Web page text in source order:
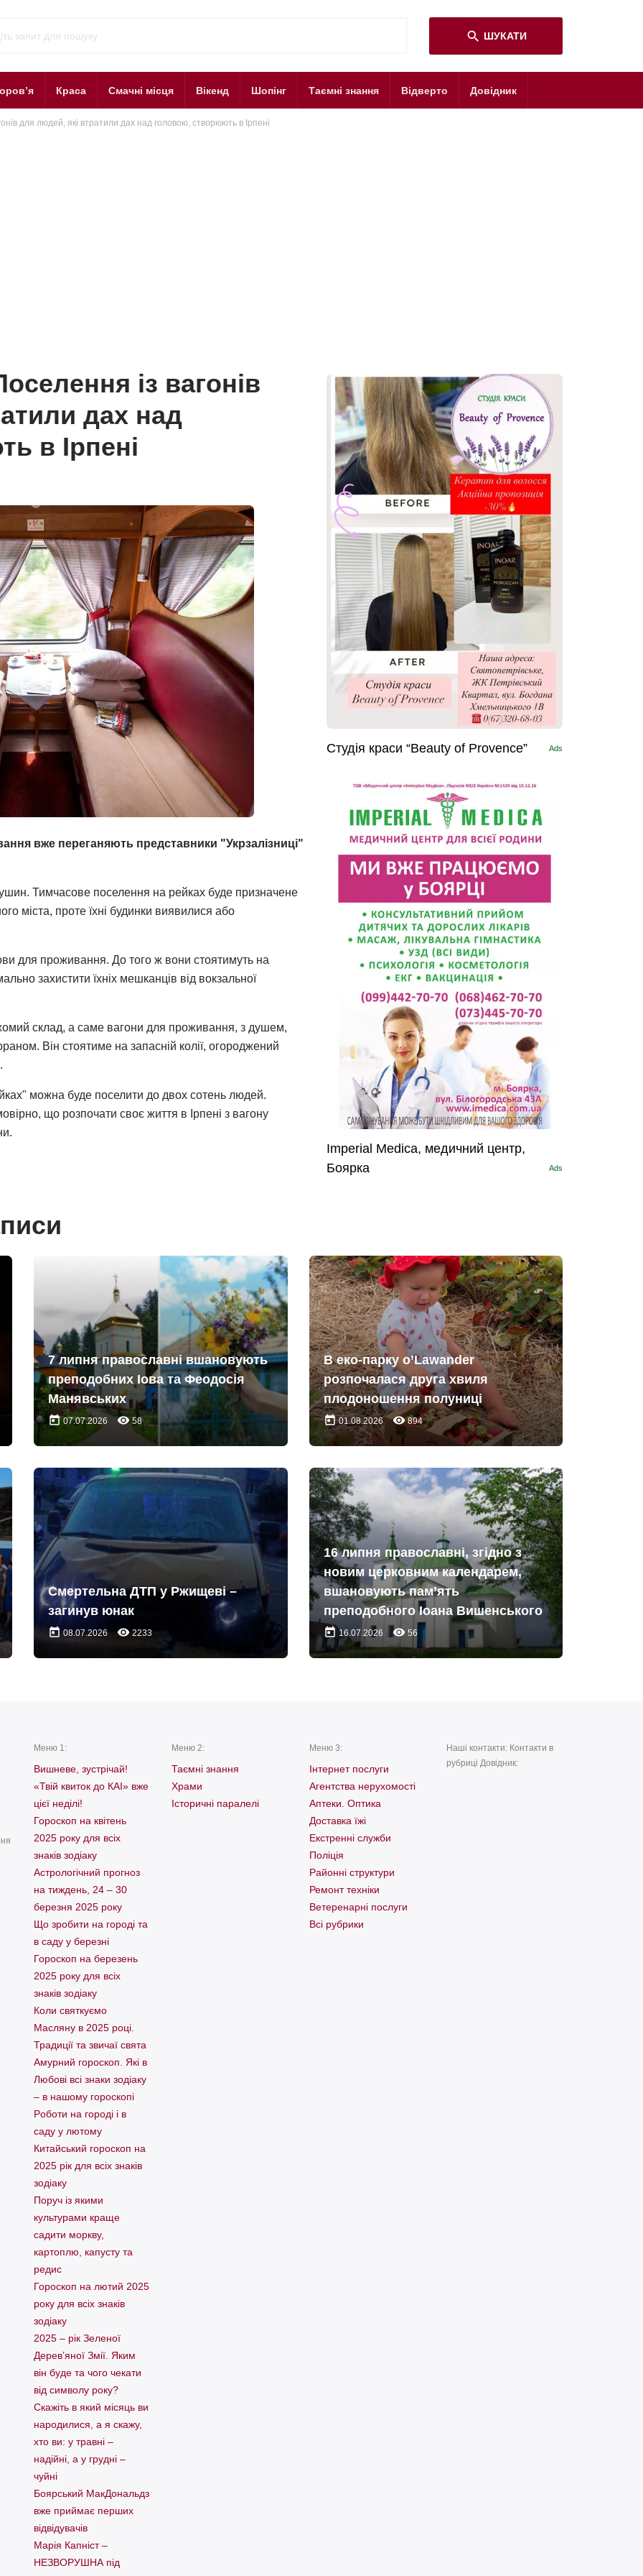
search ШУКАТИ
Краса Смачні місця Вікенд Шопінг Таємні знання Відверто Довідник
для людей, які втратили дах над головою, створюють в Ірпені
із вагонів
дах над
в Ірпені
вже переганяють представники "Укрзалізниці"
Тимчасове поселення на рейках буде призначене
міста, проте їхні будинки виявилися або
для проживання. До того ж вони стоятимуть на
захистити їхніх мешканців від вокзальної
склад, а саме вагони для проживання, з душем,
Він стоятиме на запасній колії, огороджений
можна буде поселити до двох сотень людей.
що розпочати своє життя в Ірпені з вагону
Студія краси “Beauty of Provence” Ads
Imperial Medica, медичний центр,
Боярка
Ads
7 липня православні вшановують
преподобних Іова та Феодосія
Манявських
today07.07.2026 remove_red_eye58
В еко-парку o’Lawander
розпочалася друга хвиля
плодоношення полуниці
today01.08.2026 remove_red_eye894
Смертельна ДТП у Ржищеві –
загинув юнак
today08.07.2026 remove_red_eye2233
16 липня православні, згідно з
новим церковним календарем,
вшановують пам’ять
преподобного Іоана Вишенського
today 16.07.2026 remove_red_eye 56
Меню 1:
Вишневе, зустрічай!
«Твій квиток до КАІ» вже
цієї неділі!
Гороскоп на квітень
2025 року для всіх
знаків зодіаку
Астрологічний прогноз
на тиждень, 24 – 30
березня 2025 року
Що зробити на городі та
в саду у березні
Гороскоп на березень
2025 року для всіх
знаків зодіаку
Коли святкуємо
Масляну в 2025 році.
Традиції та звичаї свята
Амурний гороскоп. Які в
Любові всі знаки зодіаку
– в нашому гороскопі
Pоботи на городі і в
саду у лютому
Китайський гороскоп на
2025 рік для всіх знаків
зодіаку
Поруч із якими
культурами краще
садити моркву,
картоплю, капусту та
редис
Гороскоп на лютий 2025
року для всіх знаків
зодіаку
2025 – рік Зеленої
Дерев’яної Змії. Яким
він буде та чого чекати
від символу року?
Скажіть в який місяць ви
народилися, а я скажу,
хто ви: у травні –
надійні, а у грудні –
чуйні
Боярський МакДональдз
вже приймає перших
відвідувачів
Марія Капніст –
НЕЗВОРУШНА під
Меню 2:
Таємні знання
Храми
Історичні паралелі
Меню 3:
Інтернет послуги
Агентства нерухомості
Аптеки. Оптика
Доставка їжі
Екстренні служби
Поліція
Районні структури
Ремонт техніки
Ветеренарні послуги
Всі рубрики
Наші контакти: Контакти в
рубриці Довідник: